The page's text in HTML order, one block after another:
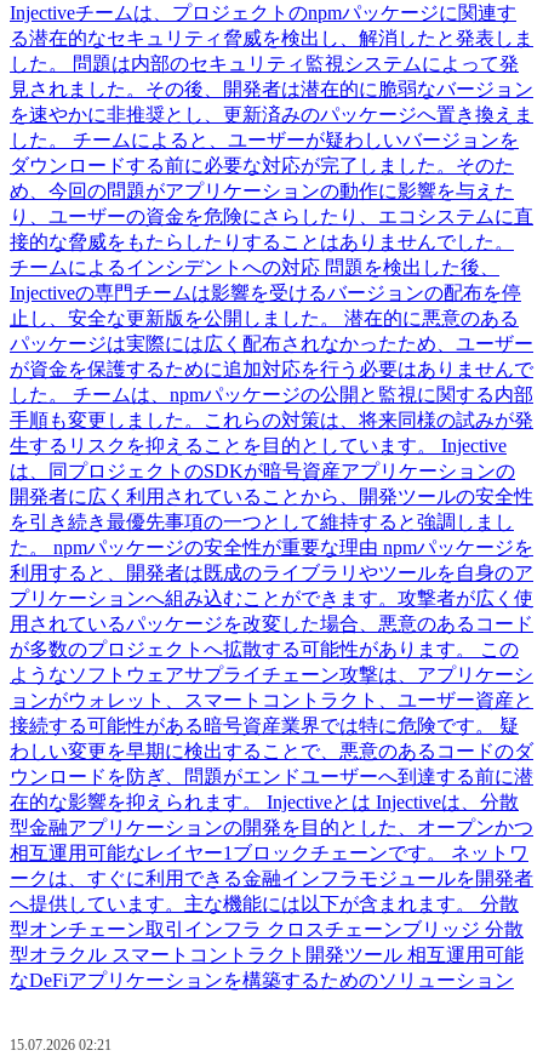
Injectiveチームは、プロジェクトのnpmパッケージに関連す
る潜在的なセキュリティ脅威を検出し、解消したと発表しま
した。 問題は内部のセキュリティ監視システムによって発
見されました。その後、開発者は潜在的に脆弱なバージョン
を速やかに非推奨とし、更新済みのパッケージへ置き換えま
した。 チームによると、ユーザーが疑わしいバージョンを
ダウンロードする前に必要な対応が完了しました。そのた
め、今回の問題がアプリケーションの動作に影響を与えた
り、ユーザーの資金を危険にさらしたり、エコシステムに直
接的な脅威をもたらしたりすることはありませんでした。
チームによるインシデントへの対応 問題を検出した後、
Injectiveの専門チームは影響を受けるバージョンの配布を停
止し、安全な更新版を公開しました。 潜在的に悪意のある
パッケージは実際には広く配布されなかったため、ユーザー
が資金を保護するために追加対応を行う必要はありませんで
した。 チームは、npmパッケージの公開と監視に関する内部
手順も変更しました。これらの対策は、将来同様の試みが発
生するリスクを抑えることを目的としています。 Injective
は、同プロジェクトのSDKが暗号資産アプリケーションの
開発者に広く利用されていることから、開発ツールの安全性
を引き続き最優先事項の一つとして維持すると強調しまし
た。 npmパッケージの安全性が重要な理由 npmパッケージを
利用すると、開発者は既成のライブラリやツールを自身のア
プリケーションへ組み込むことができます。攻撃者が広く使
用されているパッケージを改変した場合、悪意のあるコード
が多数のプロジェクトへ拡散する可能性があります。 この
ようなソフトウェアサプライチェーン攻撃は、アプリケーシ
ョンがウォレット、スマートコントラクト、ユーザー資産と
接続する可能性がある暗号資産業界では特に危険です。 疑
わしい変更を早期に検出することで、悪意のあるコードのダ
ウンロードを防ぎ、問題がエンドユーザーへ到達する前に潜
在的な影響を抑えられます。 Injectiveとは Injectiveは、分散
型金融アプリケーションの開発を目的とした、オープンかつ
相互運用可能なレイヤー1ブロックチェーンです。 ネットワ
ークは、すぐに利用できる金融インフラモジュールを開発者
へ提供しています。主な機能には以下が含まれます。 分散
型オンチェーン取引インフラ クロスチェーンブリッジ 分散
型オラクル スマートコントラクト開発ツール 相互運用可能
なDeFiアプリケーションを構築するためのソリューション
15.07.2026 02:21